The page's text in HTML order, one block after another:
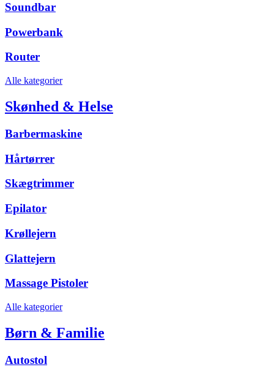
Soundbar
Powerbank
Router
Alle kategorier
Skønhed & Helse
Barbermaskine
Hårtørrer
Skægtrimmer
Epilator
Krøllejern
Glattejern
Massage Pistoler
Alle kategorier
Børn & Familie
Autostol